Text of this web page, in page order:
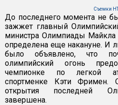
Съемки
До последнего момента не
зажжет главный
министра Олимпиады Майкла
определена еще накануне. И
было объявлено, что
олимпийский огонь
чемпионке по легкой
спортменке Кэти Фримен.
открытия последней
завершена.